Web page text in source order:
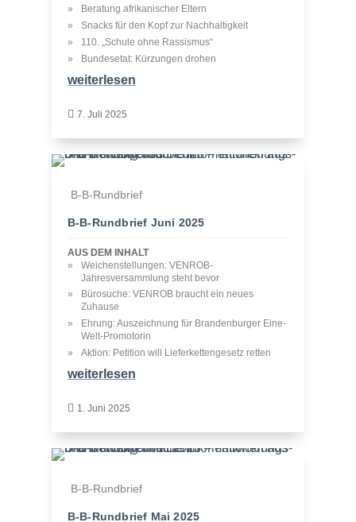
Beratung afrikanischer Eltern
Snacks für den Kopf zur Nachhaltigkeit
110. „Schule ohne Rassismus“
Bundesetat: Kürzungen drohen
weiterlesen
 7. Juli 2025
B-B-Rundbrief
B‑B-Rundbrief Juni 2025
AUS DEM INHALT
Weichenstellungen: VENROB-
Jahresversammlung steht bevor
Bürosuche: VENROB braucht ein neues
Zuhause
Ehrung: Auszeichnung für Brandenburger Eine-
Welt-Promotorin
Aktion: Petition will Lieferkettengesetz retten
weiterlesen
 1. Juni 2025
B-B-Rundbrief
B‑B-Rundbrief Mai 2025